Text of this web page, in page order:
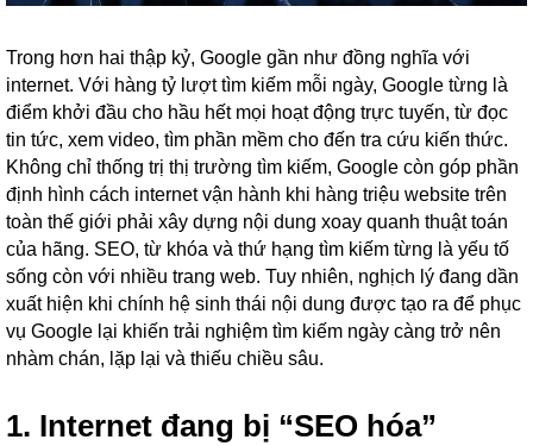
Trong hơn hai thập kỷ, Google gần như đồng nghĩa với
internet. Với hàng tỷ lượt tìm kiếm mỗi ngày, Google từng là
điểm khởi đầu cho hầu hết mọi hoạt động trực tuyến, từ đọc
tin tức, xem video, tìm phần mềm cho đến tra cứu kiến thức.
Không chỉ thống trị thị trường tìm kiếm, Google còn góp phần
định hình cách internet vận hành khi hàng triệu website trên
toàn thế giới phải xây dựng nội dung xoay quanh thuật toán
của hãng. SEO, từ khóa và thứ hạng tìm kiếm từng là yếu tố
sống còn với nhiều trang web. Tuy nhiên, nghịch lý đang dần
xuất hiện khi chính hệ sinh thái nội dung được tạo ra để phục
vụ Google lại khiến trải nghiệm tìm kiếm ngày càng trở nên
nhàm chán, lặp lại và thiếu chiều sâu.
1. Internet đang bị “SEO hóa”